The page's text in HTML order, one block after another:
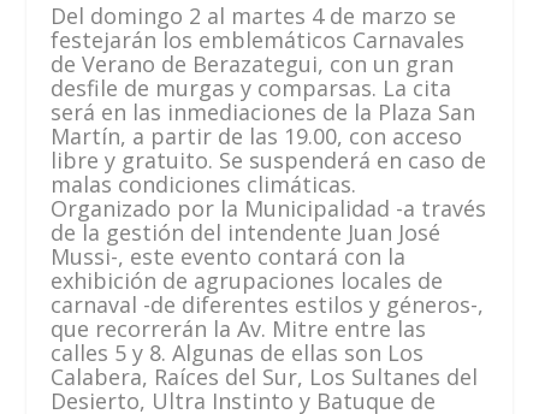
Del domingo 2 al martes 4 de marzo se
festejarán los emblemáticos Carnavales
de Verano de Berazategui, con un gran
desfile de murgas y comparsas. La cita
será en las inmediaciones de la Plaza San
Martín, a partir de las 19.00, con acceso
libre y gratuito. Se suspenderá en caso de
malas condiciones climáticas.
Organizado por la Municipalidad -a través
de la gestión del intendente Juan José
Mussi-, este evento contará con la
exhibición de agrupaciones locales de
carnaval -de diferentes estilos y géneros-,
que recorrerán la Av. Mitre entre las
calles 5 y 8. Algunas de ellas son Los
Calabera, Raíces del Sur, Los Sultanes del
Desierto, Ultra Instinto y Batuque de